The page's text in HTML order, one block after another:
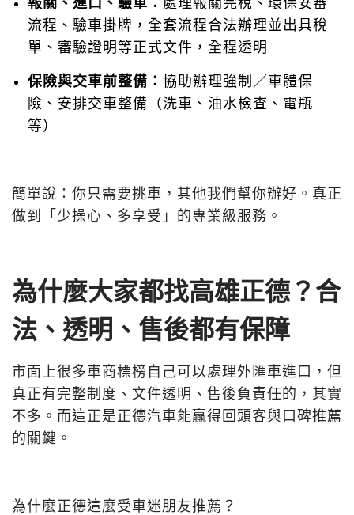
流程、驗車掛牌，全套流程合法辦理並出具稅
單、審驗證明等正式文件，全程透明
保險與交車前整備： 協助辦理強制／車體保
險、安排交車整備（洗車、油水檢查、電瓶
等）
簡單說：你只需要挑車，其他我們幫你辦好。真正
做到「少操心、多享受」的專業級服務。
為什麼大家都找高雄正德？合
法、透明、售後都有保障
市面上很多車商標榜自己可以處理外匯車進口，但
真正有完整制度、文件透明、售後負責任的，其實
不多。而這正是正德汽車能贏得回頭客與口碑推薦
的關鍵。
為什麼正德這麼受車迷朋友推薦？